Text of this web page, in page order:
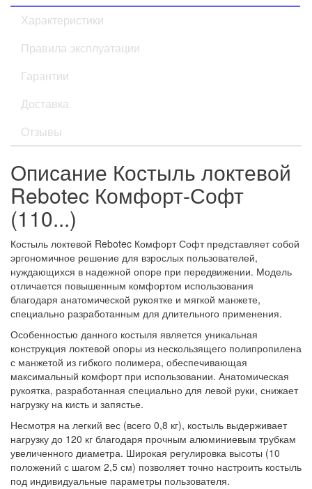
Характеристики
Правила эксплуатации
Гарантии
Доставка
Отзывы
Описание Костыль локтевой
Rebotec Комфорт-Софт
(110...)
Костыль локтевой Rebotec Комфорт Софт представляет собой
эргономичное решение для взрослых пользователей,
нуждающихся в надежной опоре при передвижении. Модель
отличается повышенным комфортом использования
благодаря анатомической рукоятке и мягкой манжете,
специально разработанным для длительного применения.
Особенностью данного костыля является уникальная
конструкция локтевой опоры из нескользящего полипропилена
с манжетой из гибкого полимера, обеспечивающая
максимальный комфорт при использовании. Анатомическая
рукоятка, разработанная специально для левой руки, снижает
нагрузку на кисть и запястье.
Несмотря на легкий вес (всего 0,8 кг), костыль выдерживает
нагрузку до 120 кг благодаря прочным алюминиевым трубкам
увеличенного диаметра. Широкая регулировка высоты (10
положений с шагом 2,5 см) позволяет точно настроить костыль
под индивидуальные параметры пользователя.